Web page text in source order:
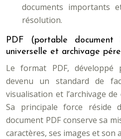
documents importants
résolution.
PDF (portable
universelle et archivage
Le format PDF, développé
devenu un standard de
visualisation et l’archivage
Sa principale force réside
document PDF conserve sa
caractères, ses images et son